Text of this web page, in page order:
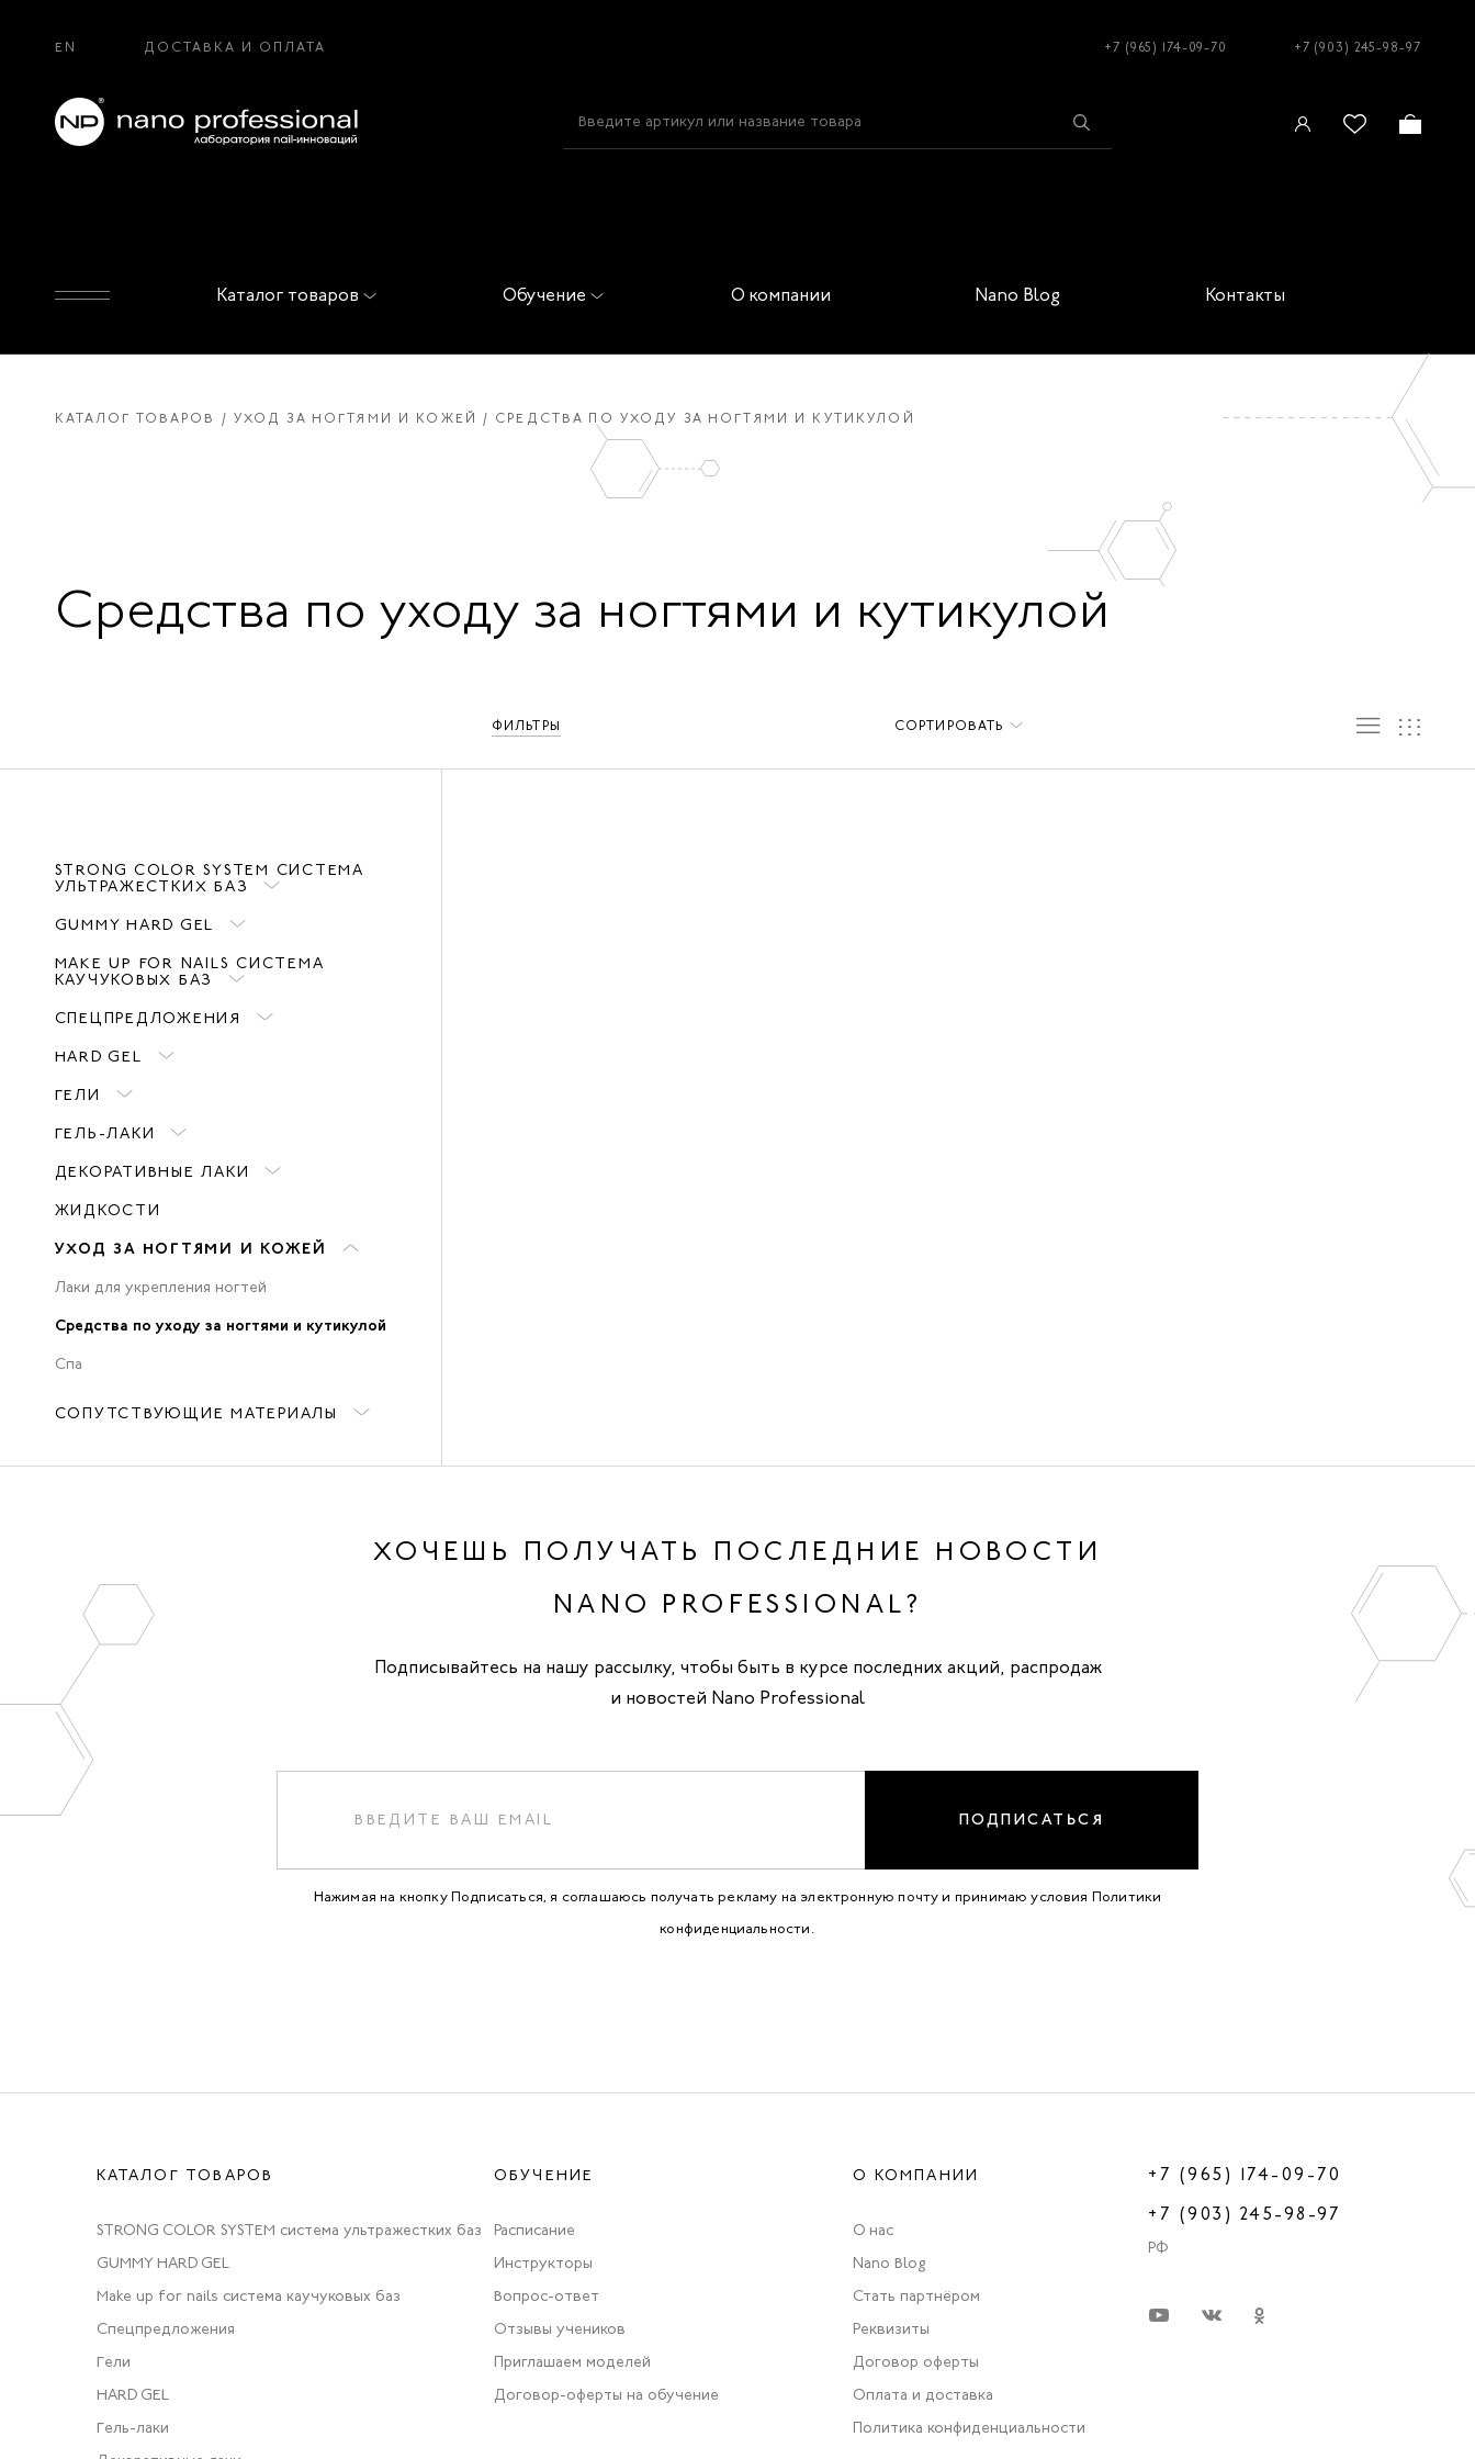
EN ДОСТАВКА И ОПЛАТА +7 (965) 174-09-70 +7 (903) 245-98-97
Каталог товаров Обучение О компании Nano Blog Контакты
КАТАЛОГ ТОВАРОВ УХОД ЗА НОГТЯМИ И КОЖЕЙ СРЕДСТВА ПО УХОДУ ЗА НОГТЯМИ И КУТИКУЛОЙ
Средства по уходу за ногтями и кутикулой
ФИЛЬТРЫ СОРТИРОВАТЬ
STRONG COLOR SYSTEM СИСТЕМА
УЛЬТРАЖЕСТКИХ БАЗ
GUMMY HARD GEL
MAKE UP FOR NAILS СИСТЕМА
КАУЧУКОВЫХ БАЗ
СПЕЦПРЕДЛОЖЕНИЯ
HARD GEL
ГЕЛИ
ГЕЛЬ-ЛАКИ
ДЕКОРАТИВНЫЕ ЛАКИ
ЖИДКОСТИ
УХОД ЗА НОГТЯМИ И КОЖЕЙ
Лаки для укрепления ногтей
Средства по уходу за ногтями и кутикулой
Спа
СОПУТСТВУЮЩИЕ МАТЕРИАЛЫ
ХОЧЕШЬ ПОЛУЧАТЬ ПОСЛЕДНИЕ НОВОСТИ
NANO PROFESSIONAL?
Подписывайтесь на нашу рассылку, чтобы быть в курсе последних акций, распродаж
и новостей Nano Professional
ПОДПИСАТЬСЯ
Нажимая на кнопку Подписаться, я соглашаюсь получать рекламу на электронную почту и принимаю условия Политики
конфиденциальности.
КАТАЛОГ ТОВАРОВ
STRONG COLOR SYSTEM система ультражестких баз
GUMMY HARD GEL
Make up for nails система каучуковых баз
Спецпредложения
Гели
HARD GEL
Гель-лаки
ОБУЧЕНИЕ
Расписание
Инструкторы
Вопрос-ответ
Отзывы учеников
Приглашаем моделей
Договор-оферты на обучение
О КОМПАНИИ
О нас
Nano Blog
Стать партнёром
Реквизиты
Договор оферты
Оплата и доставка
Политика конфиденциальности
+7 (965) 174-09-70
+7 (903) 245-98-97
РФ